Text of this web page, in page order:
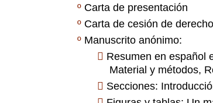
º Carta de presentación
º Carta de cesión de
º Manuscrito anónimo:
 Resumen en español
Material y métodos,
 Secciones: